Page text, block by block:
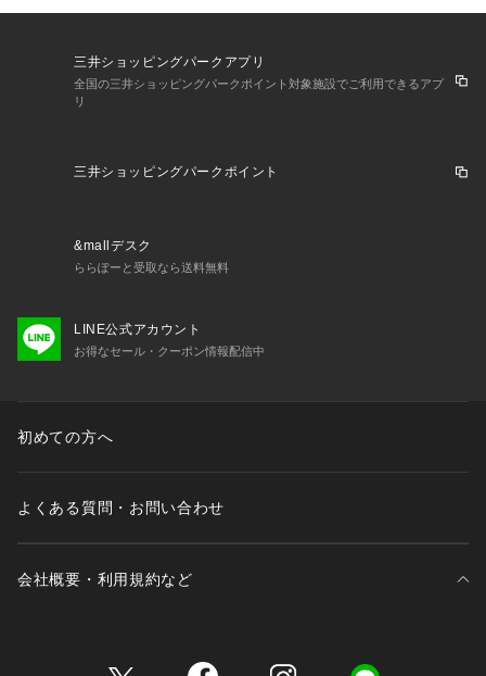
生地の厚さ：普通
裏地：なし
---------------------------------------------
レースドッキングのデザインを活かし、デニムと合わせたきれ
をプラスしても◎
足元は厚底スニーカーやグルカサンダルで抜け感を出し、今っ
【注意点】
※《レース製品のお取扱い注意》この製品は、柄、素材感を大
があります。デリケートな製品ですので取り扱いにはご注意く
ださい。
※画像の商品は光の照射や角度、お使いのモニター環境によ
※予約商品の場合、お届け予定はあくまでも目安となります。
三井ショッピングパークアプリ
全国の三井ショッピングパークポイント対象施設でご利用できるアプ
リ
三井ショッピングパークポイント
&mallデスク
ららぽーと受取なら送料無料
LINE公式アカウント
お得なセール・クーポン情報配信中
初めての方へ
よくある質問・お問い合わせ
会社概要・利用規約など